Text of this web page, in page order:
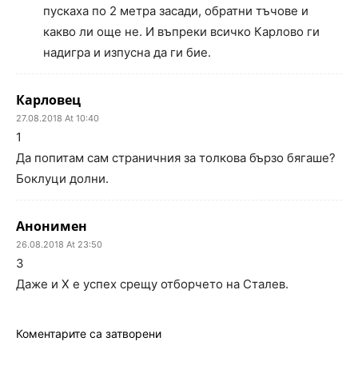
пускаха по 2 метра засади, обратни тъчове и
какво ли още не. И въпреки всичко Карлово ги
надигра и изпусна да ги бие.
Карловец
27.08.2018 At 10:40
1
Да попитам сам страничния за толкова бързо бягаше?
Боклуци долни.
Анонимен
26.08.2018 At 23:50
3
Даже и X е успех срещу отборчето на Сталев.
Коментарите са затворени